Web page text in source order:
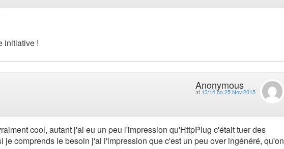
initiative !
Anonymous
at 13:14 on 25 Nov 2015
cool, autant j'ai eu un peu l'impression qu'HttpPlug c'était tuer des
je comprends le besoin j'ai l'impression que c'est un peu over ingénéré, qu'on